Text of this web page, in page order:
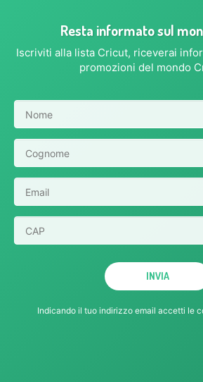
Resta informato sul
Iscriviti alla lista Cricut, riceverai
promozioni del mondo
Indicando il tuo indirizzo email accetti le